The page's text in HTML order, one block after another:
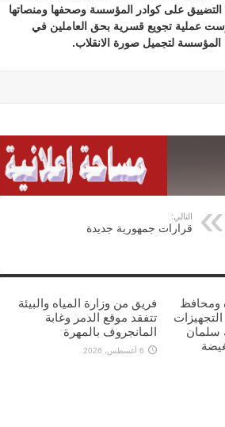
لمؤسسة الثورة، بعد انقلابها في سبتمبر 2014 وتم التضييق على كوادر المؤسسة وصحفها ومنصاتها
عملية تجويع قسرية بحق العاملين في
المؤسسة لتجميل صورة الانقلاب.
التالي:
قرارات جمهورية جديدة
ومحافظ
سلمان
فريق من وزارة المياه والبيئة
تتفقد موقع الدمر وغابة
المانجروف بالمهرة
6 أغسطس، 2026